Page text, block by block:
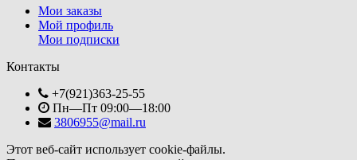
Мои заказы
Мой профиль
Мои подписки
Контакты
+7(921)363-25-55
Пн—Пт 09:00—18:00
3806955@mail.ru
Этот веб-сайт использует cookie-файлы.